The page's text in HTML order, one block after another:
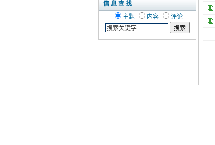
信 息 查 找
主题
内容 评论